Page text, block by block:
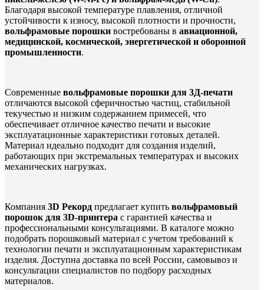
Благодаря высокой температуре плавления, отличной
устойчивости к износу, высокой плотности и прочности,
вольфрамовые порошки востребованы в авиационной,
медицинской, космической, энергетической и оборонной
промышленности.
Современные вольфрамовые порошки для 3Д-печати
отличаются высокой сферичностью частиц, стабильной
текучестью и низким содержанием примесей, что
обеспечивает отличное качество печати и высокие
эксплуатационные характеристики готовых деталей.
Материал идеально подходит для создания изделий,
работающих при экстремальных температурах и высоких
механических нагрузках.
Компания 3D Рекорд предлагает купить вольфрамовый
порошок для 3D-принтера с гарантией качества и
профессиональными консультациями. В каталоге можно
подобрать порошковый материал с учетом требований к
технологии печати и эксплуатационным характеристикам
изделия. Доступна доставка по всей России, самовывоз и
консультации специалистов по подбору расходных
материалов.